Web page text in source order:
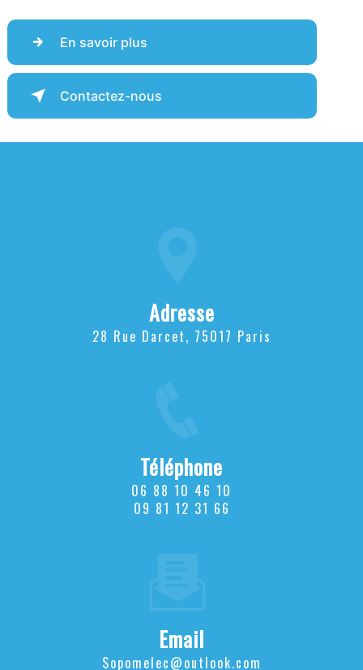
En savoir plus
Contactez-nous
Adresse
28 Rue Darcet, 75017 Paris
Téléphone
06 88 10 46 10
09 81 12 31 66
Email
sopomelec@outlook.com